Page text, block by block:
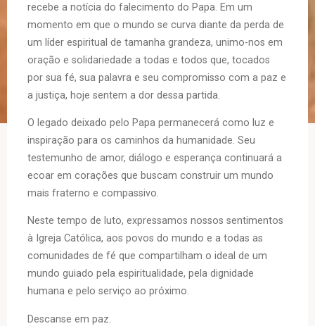
recebe a notícia do falecimento do Papa. Em um
momento em que o mundo se curva diante da perda de
um líder espiritual de tamanha grandeza, unimo-nos em
oração e solidariedade a todas e todos que, tocados
por sua fé, sua palavra e seu compromisso com a paz e
a justiça, hoje sentem a dor dessa partida.
O legado deixado pelo Papa permanecerá como luz e
inspiração para os caminhos da humanidade. Seu
testemunho de amor, diálogo e esperança continuará a
ecoar em corações que buscam construir um mundo
mais fraterno e compassivo.
Neste tempo de luto, expressamos nossos sentimentos
à Igreja Católica, aos povos do mundo e a todas as
comunidades de fé que compartilham o ideal de um
mundo guiado pela espiritualidade, pela dignidade
humana e pelo serviço ao próximo.
Descanse em paz.